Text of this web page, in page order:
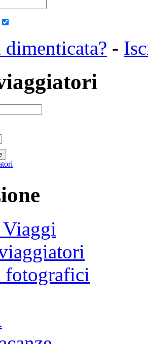
dimenticata? -
fotografici